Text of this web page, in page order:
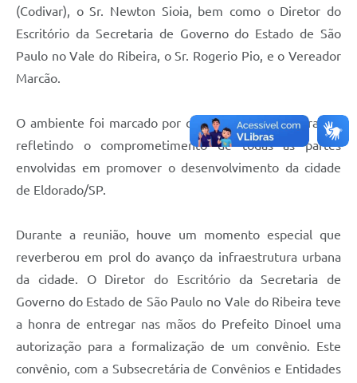
(Codivar), o Sr. Newton Sioia, bem como o Diretor do
Escritório da Secretaria de Governo do Estado de São
Paulo no Vale do Ribeira, o Sr. Rogerio Pio, e o Vereador
Marcão.
O ambiente foi marcado por cordialidade e colaboração,
refletindo o comprometimento de todas as partes
envolvidas em promover o desenvolvimento da cidade
de Eldorado/SP.
Durante a reunião, houve um momento especial que
reverberou em prol do avanço da infraestrutura urbana
da cidade. O Diretor do Escritório da Secretaria de
Governo do Estado de São Paulo no Vale do Ribeira teve
a honra de entregar nas mãos do Prefeito Dinoel uma
autorização para a formalização de um convênio. Este
convênio, com a Subsecretária de Convênios e Entidades